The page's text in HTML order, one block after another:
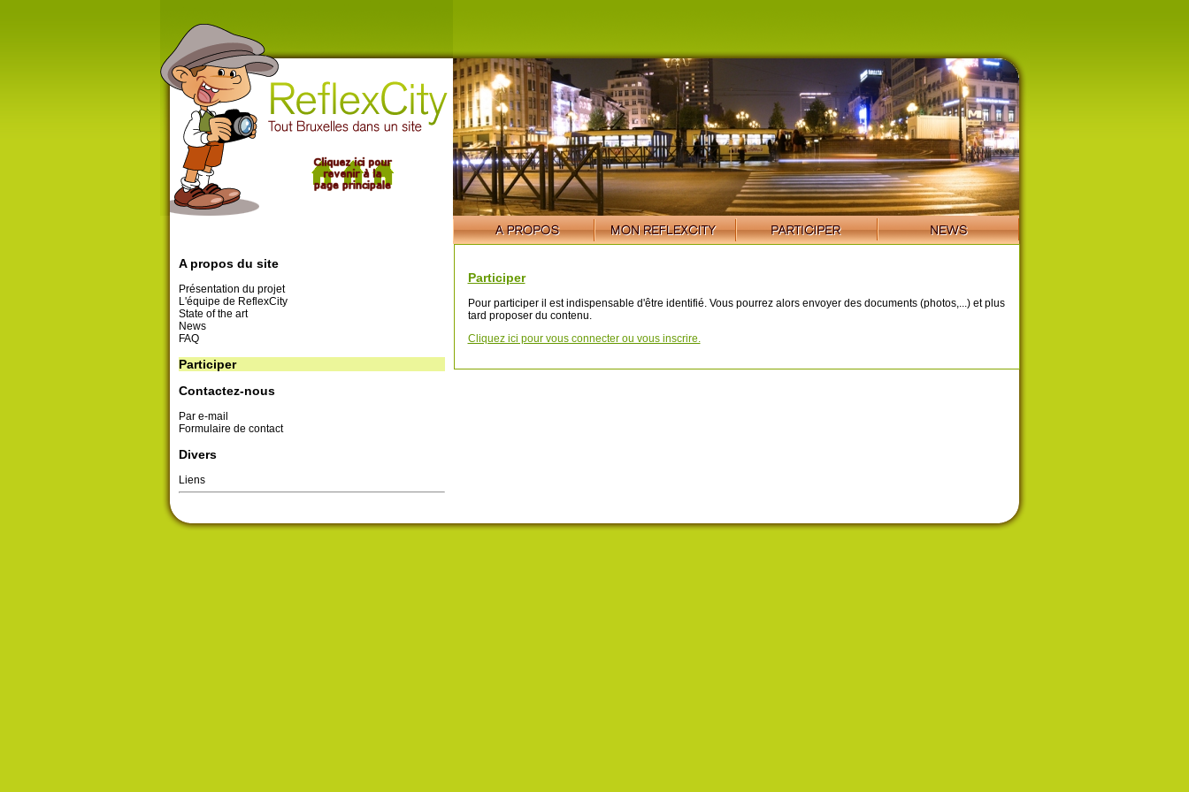
A propos du site
Présentation du projet
L'équipe de ReflexCity
State of the art
News
FAQ
Participer
Contactez-nous
Par e-mail
Formulaire de contact
Divers
Liens
Participer
Pour participer il est indispensable d'être identifié. Vous pourrez alors envoyer des documents (photos,...) et plus
tard proposer du contenu.
Cliquez ici pour vous connecter ou vous inscrire.